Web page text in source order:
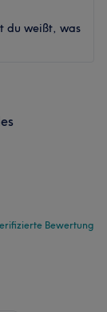
du weißt, was
Bewertung